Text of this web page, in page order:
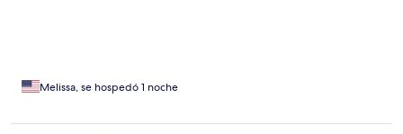
Melissa, se hospedó 1 noche